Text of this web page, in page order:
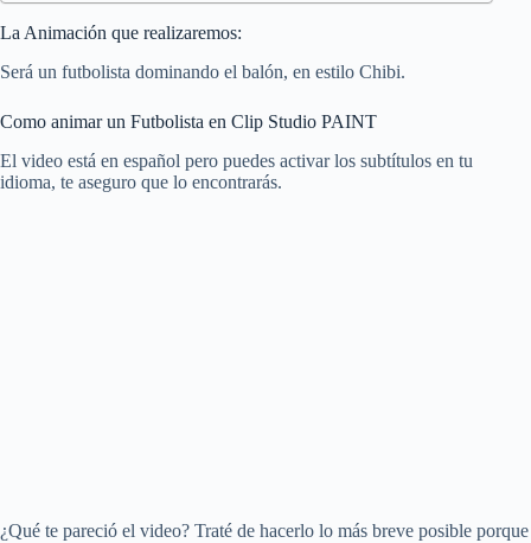
La Animación que realizaremos:
Será un futbolista dominando el balón, en estilo Chibi.
Como animar un Futbolista en Clip Studio PAINT
El video está en español pero puedes activar los subtítulos en tu
idioma, te aseguro que lo encontrarás.
¿Qué te pareció el video? Traté de hacerlo lo más breve posible porque